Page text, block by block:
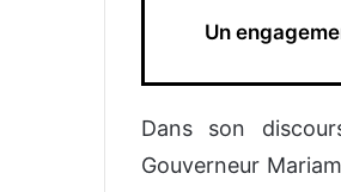
Un
Dans son
Gouverneur